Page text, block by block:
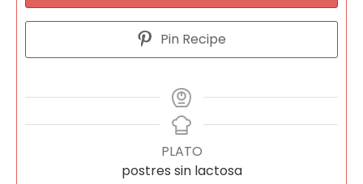
Pin Recipe
PLATO
postres sin lactosa